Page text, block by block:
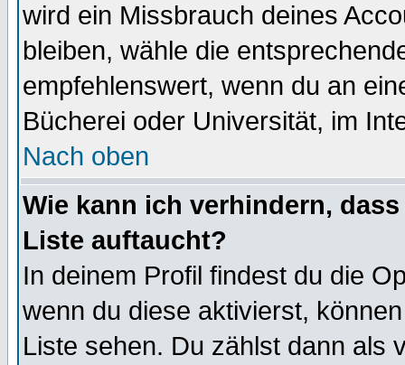
wird ein Missbrauch deines
bleiben, wähle die
empfehlenswert, wenn du an
Bücherei oder Universität, im
Nach oben
Wie kann ich verhindern,
Liste auftaucht?
In deinem Profil findest du die
wenn du diese aktivierst,
Liste sehen. Du zählst dann als